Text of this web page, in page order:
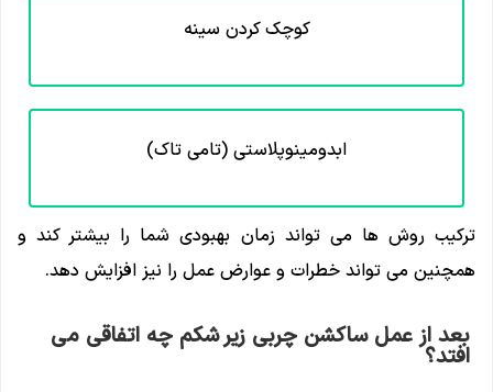
کوچک کردن سینه
ابدومینوپلاستی (تامی تاک)
ترکیب روش ها می تواند زمان بهبودی شما را بیشتر کند و
همچنین می تواند خطرات و عوارض عمل را نیز افزایش دهد.
بعد از عمل ساکشن چربی زیر شکم چه اتفاقی می
افتد؟